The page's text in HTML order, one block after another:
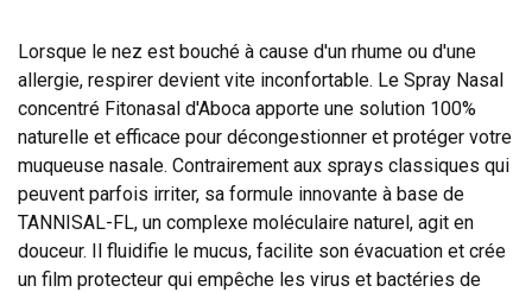
Lorsque le nez est bouché à cause d'un rhume ou d'une
allergie, respirer devient vite inconfortable. Le Spray Nasal
concentré Fitonasal d'Aboca apporte une solution 100%
naturelle et efficace pour décongestionner et protéger votre
muqueuse nasale. Contrairement aux sprays classiques qui
peuvent parfois irriter, sa formule innovante à base de
TANNISAL-FL, un complexe moléculaire naturel, agit en
douceur. Il fluidifie le mucus, facilite son évacuation et crée
un film protecteur qui empêche les virus et bactéries de